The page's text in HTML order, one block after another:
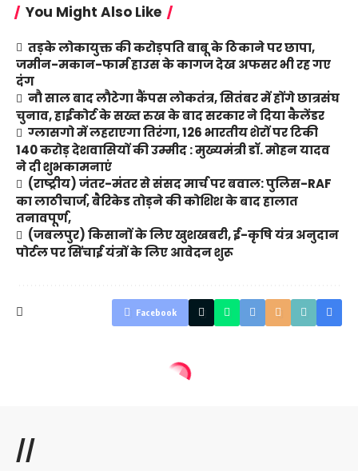
You Might Also Like
तड़के लोकायुक्त की करोड़पति बाबू के ठिकाने पर छापा,
जमीन-मकान-फार्म हाउस के कागज देख अफसर भी रह गए
दंग
नौ साल बाद लौटेगा कैंपस लोकतंत्र, सितंबर में होंगे छात्रसंघ
चुनाव, हाईकोर्ट के सख्त रुख के बाद सरकार ने दिया कैलेंडर
ग्लासगो में लहराएगा तिरंगा, 126 भारतीय शेरों पर टिकी
140 करोड़ देशवासियों की उम्मीद : मुख्यमंत्री डॉ. मोहन यादव
ने दी शुभकामनाएं
(राष्ट्रीय) जंतर-मंतर से संसद मार्च पर बवाल: पुलिस-RAF
का लाठीचार्ज, बैरिकेड तोड़ने की कोशिश के बाद हालात
तनावपूर्ण,
(जबलपुर) किसानों के लिए खुशखबरी, ई-कृषि यंत्र अनुदान
पोर्टल पर सिंचाई यंत्रों के लिए आवेदन शुरू
Facebook
//